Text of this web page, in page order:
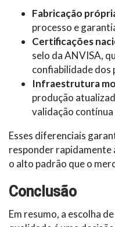
Fabricação
processo e
Certificações
selo da ANVISA,
confiabilidade dos
Infraestrutura
produção
validação
Esses diferenciais
responder rapidamente
o alto padrão que o
Conclusão
Em resumo, a escolha